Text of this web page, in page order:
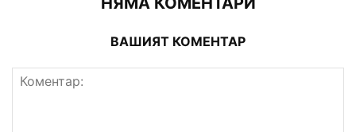
ВАШИЯТ КОМЕНТАР